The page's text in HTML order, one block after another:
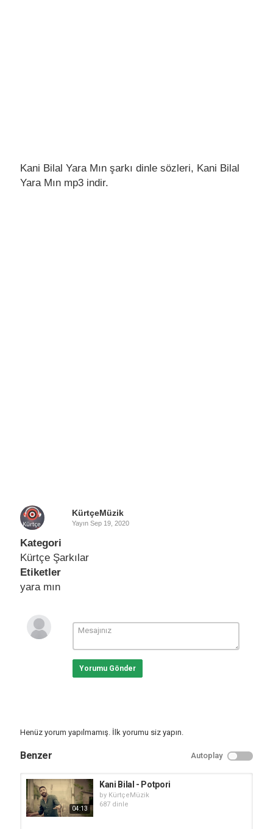
Kani Bilal Yara Mın şarkı dinle sözleri, Kani Bilal
Yara Mın mp3 indir.
KürtçeMüzik
Yayın Sep 19, 2020
Kategori
Kürtçe Şarkılar
Etiketler
yara mın
Yorumu Gönder
Henüz yorum yapılmamış. İlk yorumu siz yapın.
Benzer Autoplay
04:13
Kani Bilal - Potpori
by KürtçeMüzik
687 dinle